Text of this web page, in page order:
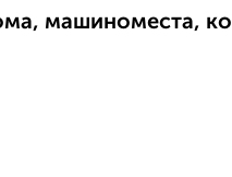
машиноместа,